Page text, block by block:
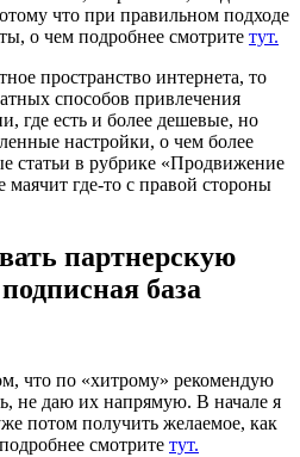
что при правильном подходе
о чем подробнее смотрите тут.
пространство интернета, то
способов привлечения
где есть и более дешевые, но
настройки, о чем более
статьи в рубрике «Продвижение
маячит где-то с правой стороны
партнерскую
база
что по «хитрому» рекомендую
не даю их напрямую. В начале я
потом получить желаемое, как
смотрите тут.